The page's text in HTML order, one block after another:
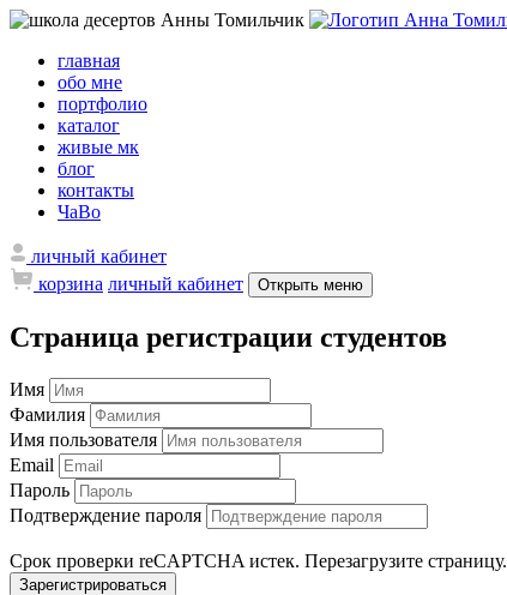
главная
обо мне
портфолио
каталог
живые мк
блог
контакты
ЧаВо
личный кабинет
корзина личный кабинет Открыть меню
Страница регистрации студентов
Имя
Фамилия
Имя пользователя
Email
Пароль
Подтверждение пароля
Срок проверки reCAPTCHA истек. Перезагрузите страницу.
Зарегистрироваться